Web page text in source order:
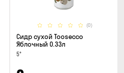
(0)
Сидр сухой Toosecco
Яблочный 0.33л
5°